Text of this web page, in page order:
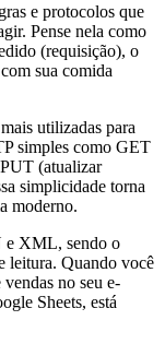
e protocolos que
Pense nela como
(requisição), o
sua comida
utilizadas para
simples como GET
(atualizar
simplicidade torna
moderno.
e XML, sendo o
leitura. Quando você
no seu e-
Sheets, está